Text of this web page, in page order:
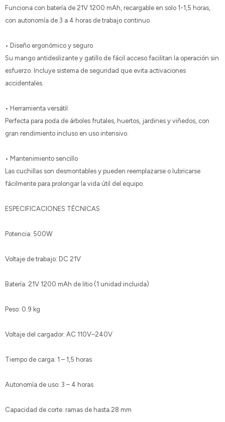
Funciona con batería de 21V 1200 mAh, recargable en solo 1-1,5 horas,
con autonomía de 3 a 4 horas de trabajo continuo.
• Diseño ergonómico y seguro
Su mango antideslizante y gatillo de fácil acceso facilitan la operación sin
esfuerzo. Incluye sistema de seguridad que evita activaciones
accidentales.
• Herramienta versátil
Perfecta para poda de árboles frutales, huertos, jardines y viñedos, con
gran rendimiento incluso en uso intensivo.
• Mantenimiento sencillo
Las cuchillas son desmontables y pueden reemplazarse o lubricarse
fácilmente para prolongar la vida útil del equipo.
ESPECIFICACIONES TÉCNICAS
Potencia: 500W
Voltaje de trabajo: DC 21V
Batería: 21V 1200 mAh de litio (1 unidad incluida)
Peso: 0.9 kg
Voltaje del cargador: AC 110V–240V
Tiempo de carga: 1 – 1,5 horas
Autonomía de uso: 3 – 4 horas
Capacidad de corte: ramas de hasta 28 mm